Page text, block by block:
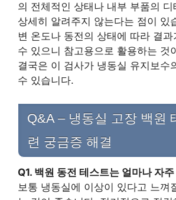
의 전체적인 상태나 내부 부품의
상세히 알려주지 않는다는 점이 있
변 온도나 동전의 상태에 따라 결
수 있으니 참고용으로 활용하는 것
결국은 이 검사가 냉동실 유지보수
수 있습니다.
Q&A – 냉동실 고장 백원
련 궁금증 해결
Q1. 백원 동전 테스트는 얼마나 자
보통 냉동실에 이상이 있다고 느껴